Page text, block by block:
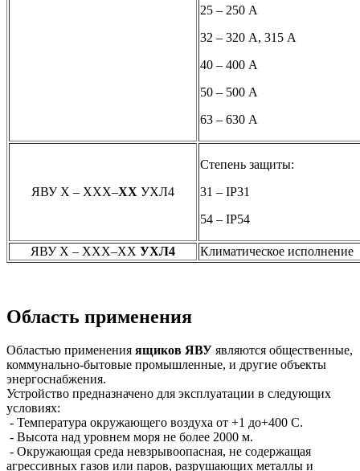
25 – 250 А
32 – 320 А, 315 А
40 – 400 А
50 – 500 А
63 – 630 А
ЯВУ Х – ХХХ–ХХ УХЛ4
Степень защиты:
31 – IP31
54 – IP54
ЯВУ Х – ХХХ–ХХ УХЛ4 Климатическое исполнение
Область применения
Областью применения ящиков ЯВУ являются общественные,
коммунально-бытовые промышленные, и другие объекты
энергоснабжения.
Устройство предназначено для эксплуатации в следующих
условиях:
- Температура окружающего воздуха от +1 до+400 С.
- Высота над уровнем моря не более 2000 м.
- Окружающая среда невзрывоопасная, не содержащая
агрессивных газов или паров, разрушающих металлы и